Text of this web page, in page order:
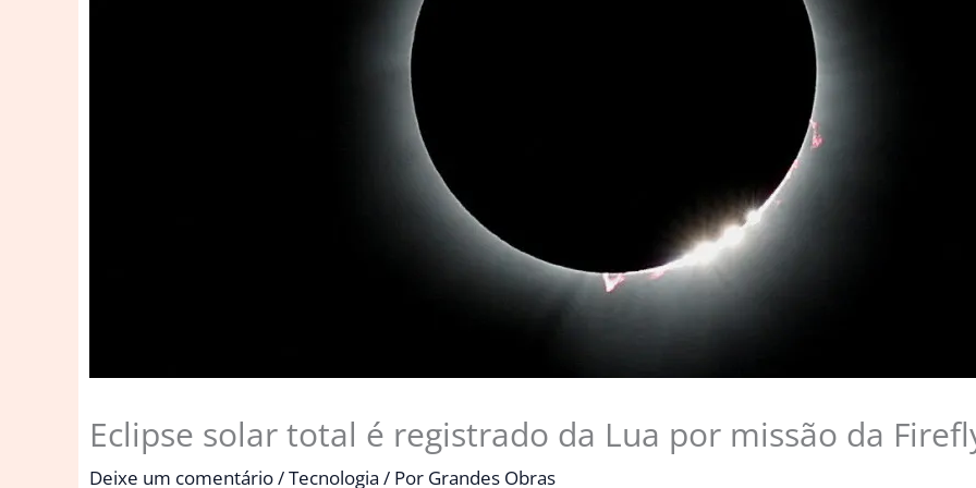
Eclipse solar total é registrado da Lua por missão da
Deixe um comentário/Tecnologia / Por Grandes Obras